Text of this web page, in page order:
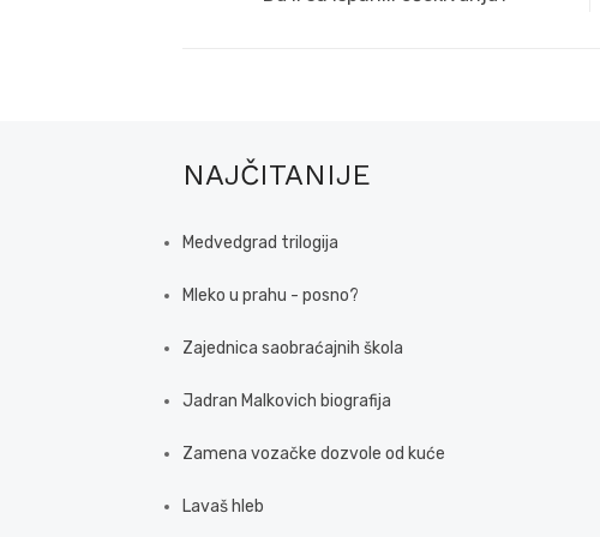
NAJČITANIJE
Medvedgrad trilogija
Mleko u prahu - posno?
Zajednica saobraćajnih škola
Jadran Malkovich biografija
Zamena vozačke dozvole od kuće
Lavaš hleb